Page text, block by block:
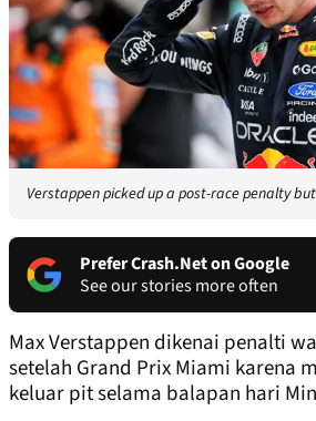
Verstappen picked up a post-race penalty
Prefer Crash.Net on Google
See our stories more often
Max Verstappen dikenai penalti
setelah Grand Prix Miami karena
keluar pit selama balapan hari